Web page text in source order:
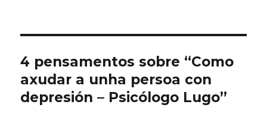
4 pensamentos sobre “Como
axudar a unha persoa con
depresión – Psicólogo Lugo”